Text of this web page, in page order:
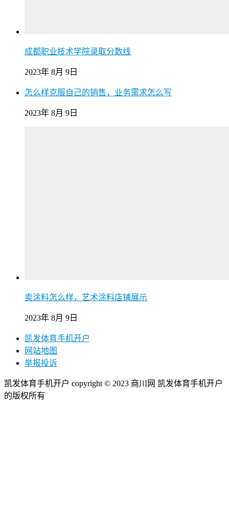
成都职业技术学院录取分数线
2023年 8月 9日
怎么样克服自己的销售，业务需求怎么写
2023年 8月 9日
卖涂料怎么样，艺术涂料店铺展示
2023年 8月 9日
凯发体育手机开户
网站地图
举报投诉
凯发体育手机开户 copyright © 2023 商川网 凯发体育手机开户
的版权所有